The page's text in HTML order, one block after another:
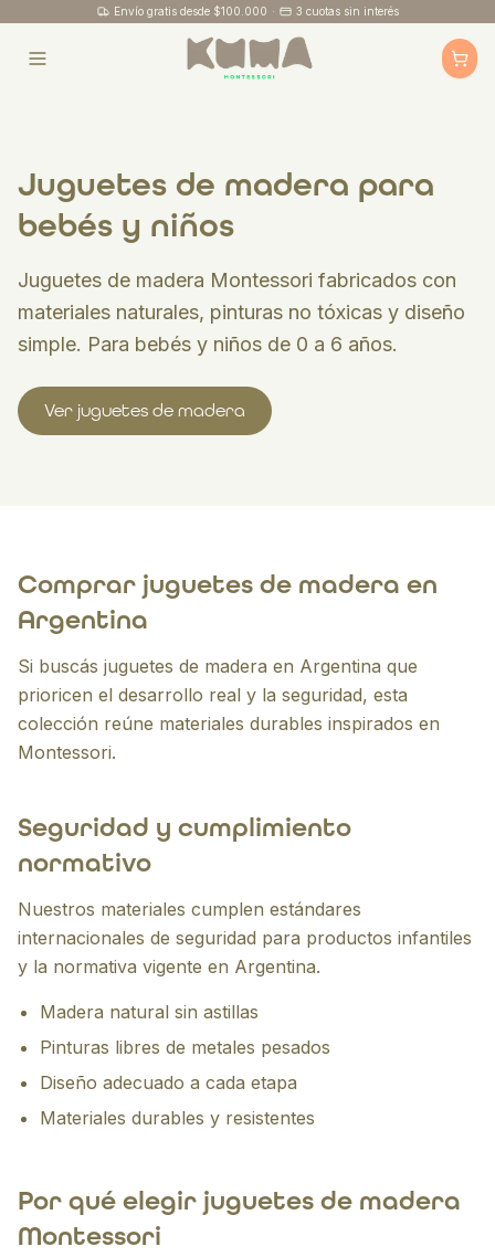
Envío gratis desde $100.000 · 3 cuotas sin interés
Juguetes de madera para
bebés y niños
Juguetes de madera Montessori fabricados con
materiales naturales, pinturas no tóxicas y diseño
simple. Para bebés y niños de 0 a 6 años.
Ver juguetes de madera
Comprar juguetes de madera en
Argentina
Si buscás juguetes de madera en Argentina que
prioricen el desarrollo real y la seguridad, esta
colección reúne materiales durables inspirados en
Montessori.
Seguridad y cumplimiento
normativo
Nuestros materiales cumplen estándares
internacionales de seguridad para productos infantiles
y la normativa vigente en Argentina.
Madera natural sin astillas
Pinturas libres de metales pesados
Diseño adecuado a cada etapa
Materiales durables y resistentes
Por qué elegir juguetes de madera
Montessori